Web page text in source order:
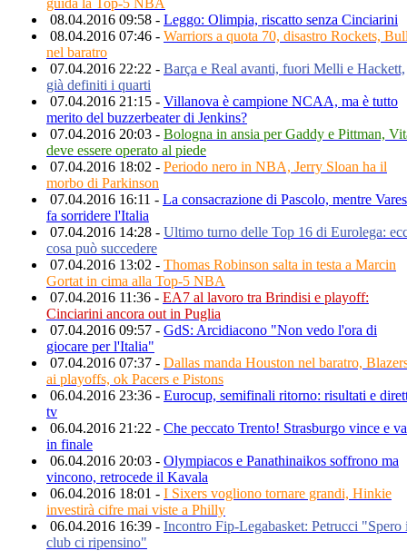
08.04.2016 09:58 - Leggo: Olimpia, riscatto senza Cinciarini
08.04.2016 07:46 - Warriors a quota 70, disastro Rockets,
nel baratro
07.04.2016 22:22 - Barça e Real avanti, fuori Melli e Hackett,
già definiti i quarti
07.04.2016 21:15 - Villanova è campione NCAA, ma è tutto
merito del buzzerbeater di Jenkins?
07.04.2016 20:03 - Bologna in ansia per Gaddy e Pittman,
deve essere operato al piede
07.04.2016 18:02 - Periodo nero in NBA, Jerry Sloan ha il
morbo di Parkinson
07.04.2016 16:11 - La consacrazione di Pascolo, mentre
fa sorridere l'Italia
07.04.2016 14:28 - Ultimo turno delle Top 16 di Eurolega:
cosa può succedere
07.04.2016 13:02 - Thomas Robinson salta in testa a Marcin
Gortat in cima alla Top-5 NBA
07.04.2016 11:36 - EA7 al lavoro tra Brindisi e playoff:
Cinciarini ancora out in Puglia
07.04.2016 09:57 - GdS: Arcidiacono "Non vedo l'ora di
giocare per l'Italia"
07.04.2016 07:37 - Dallas manda Houston nel baratro,
ai playoffs, ok Pacers e Pistons
06.04.2016 23:36 - Eurocup, semifinali ritorno: risultati e
tv
06.04.2016 21:22 - Che peccato Trento! Strasburgo vince e va
in finale
06.04.2016 20:03 - Olympiacos e Panathinaikos soffrono ma
vincono, retrocede il Kavala
06.04.2016 18:01 - I Sixers vogliono tornare grandi, Hinkie
investirà cifre mai viste a Philly
06.04.2016 16:39 - Incontro Fip-Legabasket: Petrucci "Spero
club ci ripensino"